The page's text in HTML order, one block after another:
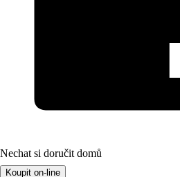
Nechat si doručit domů
Koupit on-line